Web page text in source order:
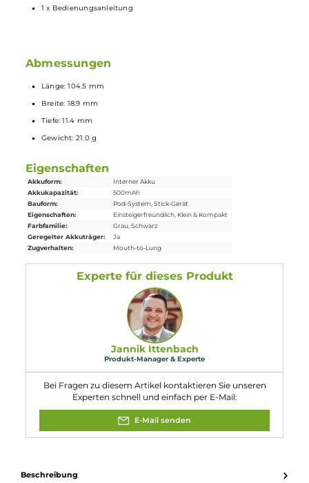
Pods mit integrierter 1.2 Ohm Dual-Coil für intensiven
5-Sekunden Overtime-Protection
Schutz vor Kurzschluss und zu niedriger Spannung
Sichere, mechanische Pod-Fixierung mit Einrast-Funktion
Verschiedene Fabrvarianten
Lieferumfang
1 x Elfbar MATE500 Basisgerät (ohne Prefilled-Pod)
1 x USB Typ-C
Ladekabel
1 x Bedienungsanleitung
Tiefe: 11.4 mm
Gewicht: 21.0 g
Eigenschaften
Akkuform:
Interner Akku
Eigenschaften: